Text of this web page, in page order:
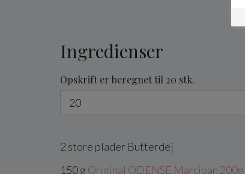
Ingredienser
Opskrift er beregnet til 20 stk.
2 store plader Butterdej
150g Original ODENSE Marcipan 200g